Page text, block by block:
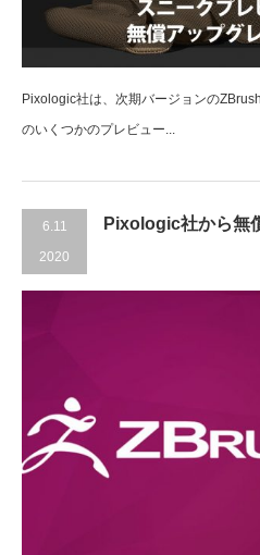
Pixologic社は、次期バージョンの
のいくつかのプレビュー...
6.11
2020
Pixologic社から無